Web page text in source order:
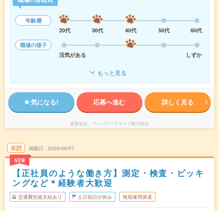
年齢層
20代
30代 40代 50代
60代
職場の様子
活気がある
しずか
もっと見る
気になる! 応募へ進む 詳しく見る
派遣会社 マンパワーグループ株式会社
未読
NEW
掲載日 2026/08/07
【正社員のような働き方】測定・検査・ピッキ
ングなど＊経験者大歓迎
交通費別途支給あり 土日祝日が休み 無期雇用派遣